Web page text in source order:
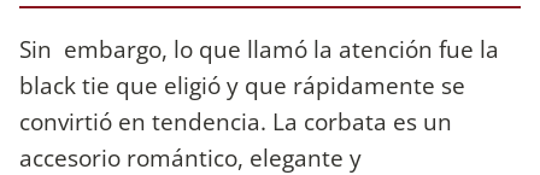
Sin embargo, lo que llamó la atención fue la
black tie que eligió y que rápidamente se
convirtió en tendencia. La corbata es un
accesorio romántico, elegante y